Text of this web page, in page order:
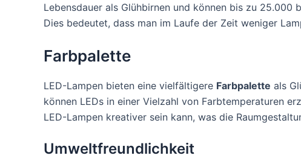
Lebensdauer als Glühbirnen und können bis zu 25.000
Dies bedeutet, dass man im Laufe der Zeit weniger
Farbpalette
LED-Lampen bieten eine vielfältigere Farbpalette als
können LEDs in einer Vielzahl von Farbtemperaturen
LED-Lampen kreativer sein kann, was die
Umweltfreundlichkeit